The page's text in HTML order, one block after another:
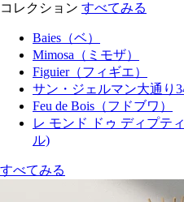
コレクション すべてみる
Baies（ベ）
Mimosa（ミモザ）
Figuier（フィギエ）
サン・ジェルマン大通り
Feu de Bois（フドブワ）
レ モンド ドゥ ディプテ
ル)
すべてみる